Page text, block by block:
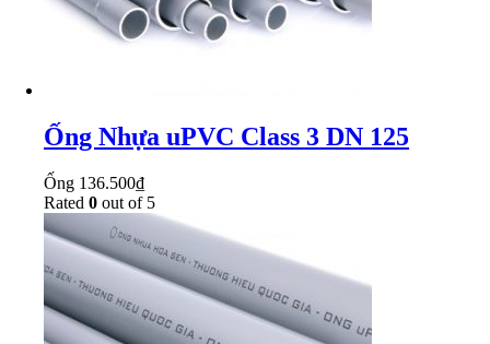
Ống Nhựa uPVC Class 3 DN 125
Ống 136.500₫
Rated 0 out of 5